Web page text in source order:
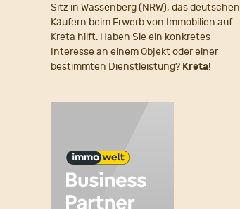
Sitz in Wassenberg (NRW), das deutschen
Käufern beim Erwerb von Immobilien auf
Kreta hilft. Haben Sie ein konkretes
Interesse an einem Objekt oder einer
bestimmten Dienstleistung? Kreta!